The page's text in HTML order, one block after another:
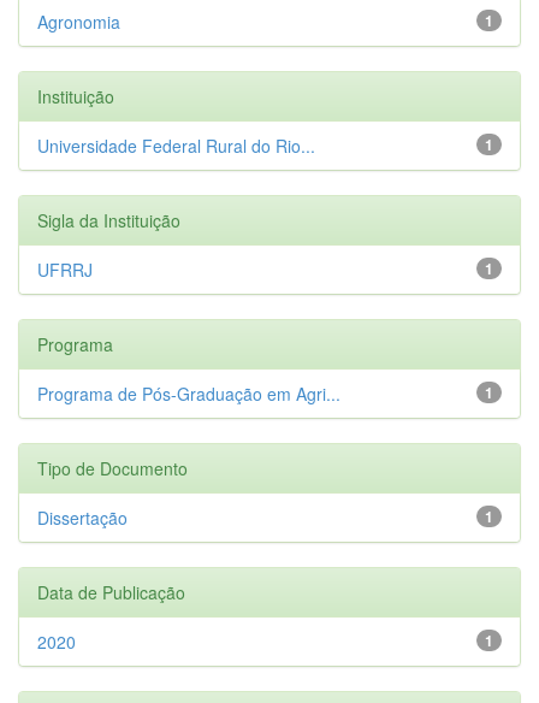
1
Agronomia
Instituição
1
Universidade Federal Rural do Rio...
Sigla da Instituição
1
UFRRJ
Programa
1
Programa de Pós-Graduação em Agri...
Tipo de Documento
1
Dissertação
Data de Publicação
1
2020